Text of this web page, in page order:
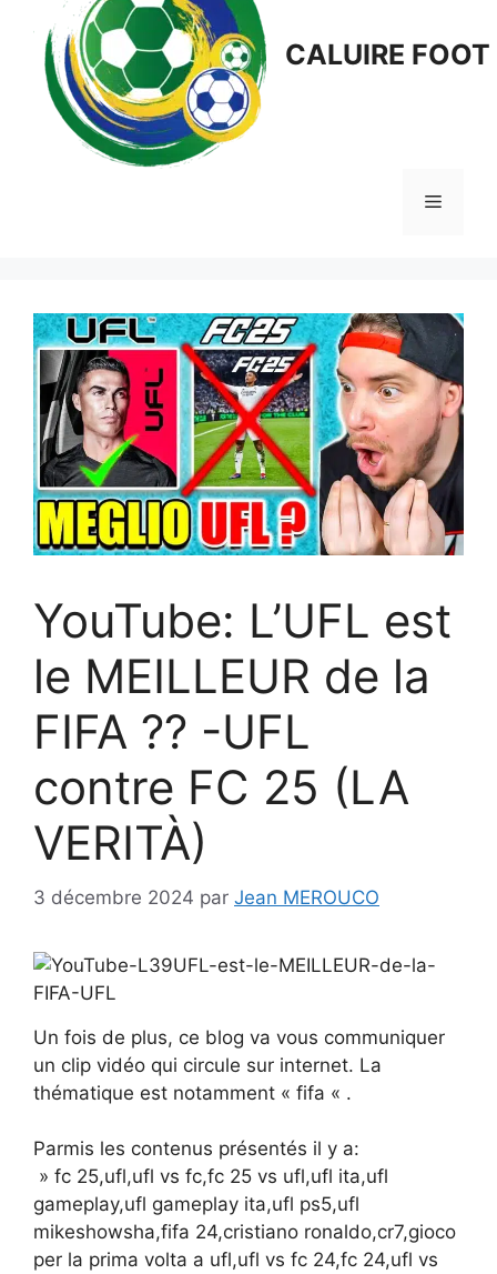
CALUIRE FOOT
Menu
YouTube: L’UFL est
le MEILLEUR de la
FIFA ?? -UFL
contre FC 25 (LA
VERITÀ)
3 décembre 2024 par Jean MEROUCO
Un fois de plus, ce blog va vous communiquer
un clip vidéo qui circule sur internet. La
thématique est notamment « fifa « .
Parmis les contenus présentés il y a:
» fc 25,ufl,ufl vs fc,fc 25 vs ufl,ufl ita,ufl
gameplay,ufl gameplay ita,ufl ps5,ufl
mikeshowsha,fifa 24,cristiano ronaldo,cr7,gioco
per la prima volta a ufl,ufl vs fc 24,fc 24,ufl vs